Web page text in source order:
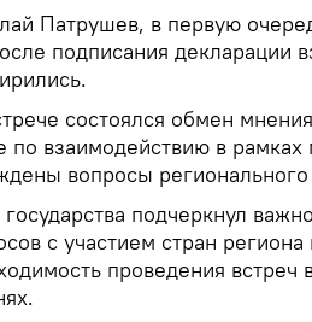
Патрушев, в первую
подписания декларации
состоялся обмен
по взаимодействию в
вопросы регионального
государства подчеркнул
с участием стран
проведения